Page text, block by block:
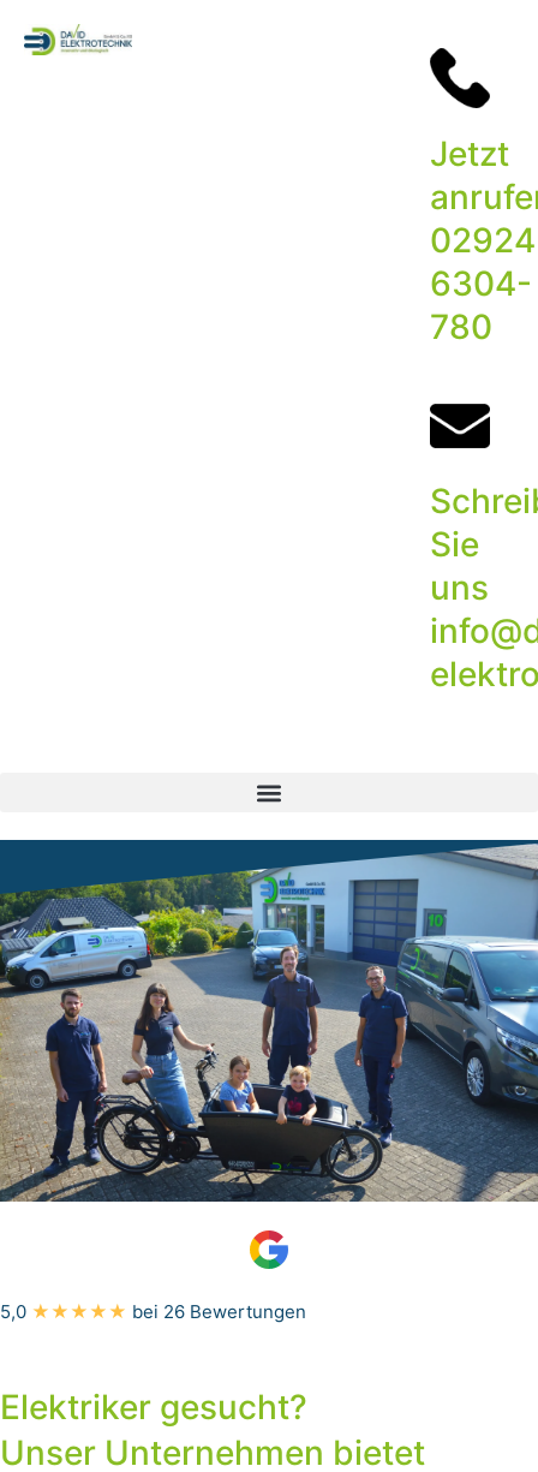
Inhalt
Jetzt
02924
6304-
780
Sie
uns
5,0 ★★★★★ bei 26 Bewertungen
Elektriker gesucht?
Unser Unternehmen bietet